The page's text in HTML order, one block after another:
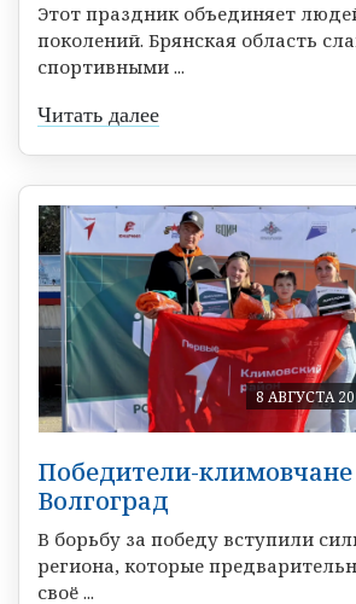
Этот праздник объединяет
поколений. Брянская область
спортивными ...
Читать далее
8 АВГУСТА
Победители-климовчане
Волгоград
В борьбу за победу вступили
региона, которые
своё ...